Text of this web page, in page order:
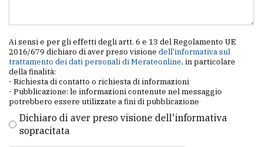
Ai sensi e per gli effetti degli artt. 6 e 13 del Regolamento UE
2016/679 dichiaro di aver preso visione dell'informativa sul
trattamento dei dati personali di Merateonline, in particolare
della finalità:
- Richiesta di contatto o richiesta di informazioni
- Pubblicazione: le informazioni contenute nel messaggio
potrebbero essere utilizzate a fini di pubblicazione
Dichiaro di aver preso visione dell'informativa
sopracitata